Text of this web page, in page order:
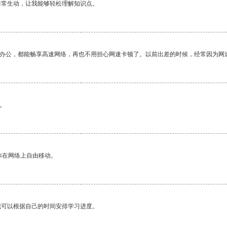
生动，让我能够轻松理解知识点。
，都能畅享高速网络，再也不用担心网速卡顿了。以前出差的时候，经常因为
网络上自由移动。
以根据自己的时间安排学习进度。